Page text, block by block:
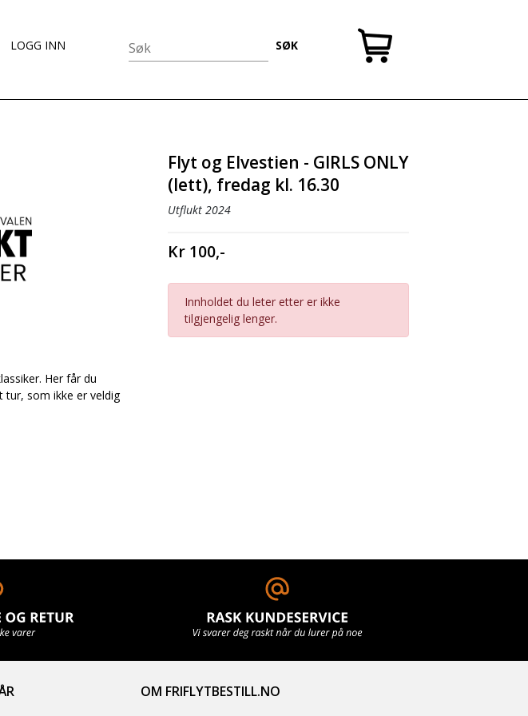
LOGG INN SØK
Her får du
tur, som ikke er veldig
Flyt og Elvestien - GIRLS ONLY
(lett), fredag kl. 16.30
Utflukt 2024
Kr 100,-
Innholdet du leter etter er ikke
tilgjengelig lenger.
OM FRIFLYTBESTILL.NO